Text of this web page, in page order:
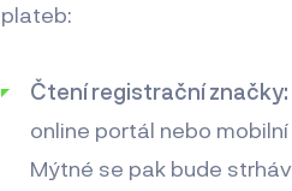
plateb:
Čtení registrační značky:
online portál nebo
Mýtné se pak bude